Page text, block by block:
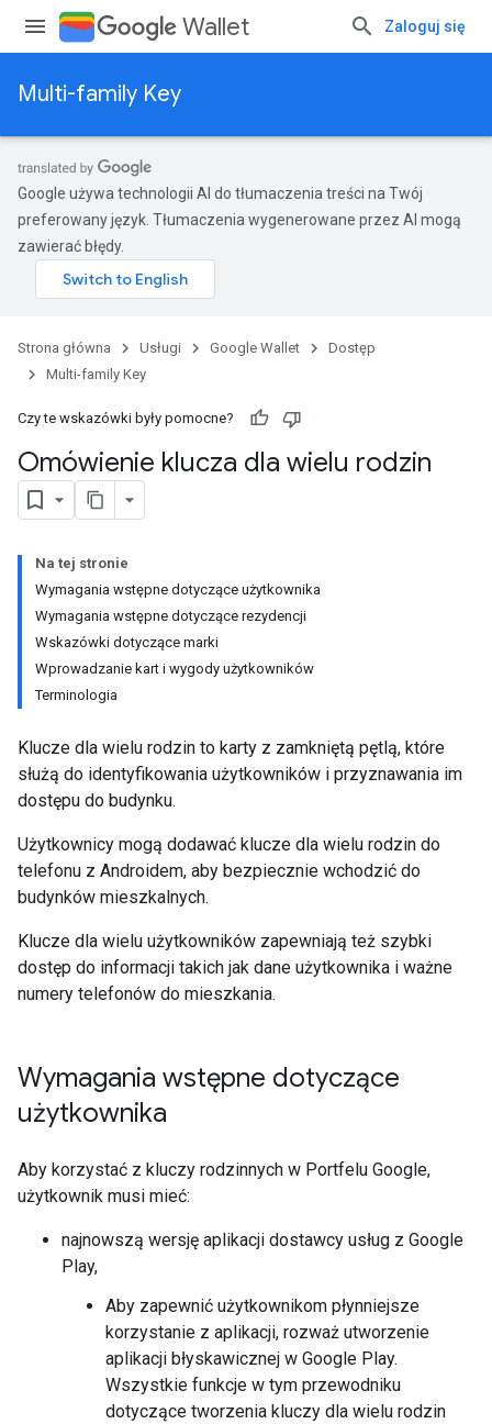
Wallet Zaloguj się
Multi-family Key
Google używa technologii AI do tłumaczenia treści na Twój
preferowany język. Tłumaczenia wygenerowane przez AI mogą
zawierać błędy.
Strona główna Usługi Google Wallet
Dostęp
Multi-family Key
Czy te wskazówki były pomocne?
Omówienie klucza dla wielu rodzin
Na tej stronie
Wymagania wstępne dotyczące użytkownika
Wymagania wstępne dotyczące rezydencji
Wskazówki dotyczące marki
Wprowadzanie kart i wygody użytkowników
Terminologia
Klucze dla wielu rodzin to karty z zamkniętą pętlą, które
służą do identyfikowania użytkowników i przyznawania im
dostępu do budynku.
Użytkownicy mogą dodawać klucze dla wielu rodzin do
telefonu z Androidem, aby bezpiecznie wchodzić do
budynków mieszkalnych.
Klucze dla wielu użytkowników zapewniają też szybki
dostęp do informacji takich jak dane użytkownika i ważne
numery telefonów do mieszkania.
Wymagania wstępne dotyczące
użytkownika
Aby korzystać z kluczy rodzinnych w Portfelu Google,
użytkownik musi mieć:
najnowszą wersję aplikacji dostawcy usług z Google
Play,
Aby zapewnić użytkownikom płynniejsze
korzystanie z aplikacji, rozważ utworzenie
aplikacji błyskawicznej w Google Play.
Wszystkie funkcje w tym przewodniku
dotyczące tworzenia kluczy dla wielu rodzin